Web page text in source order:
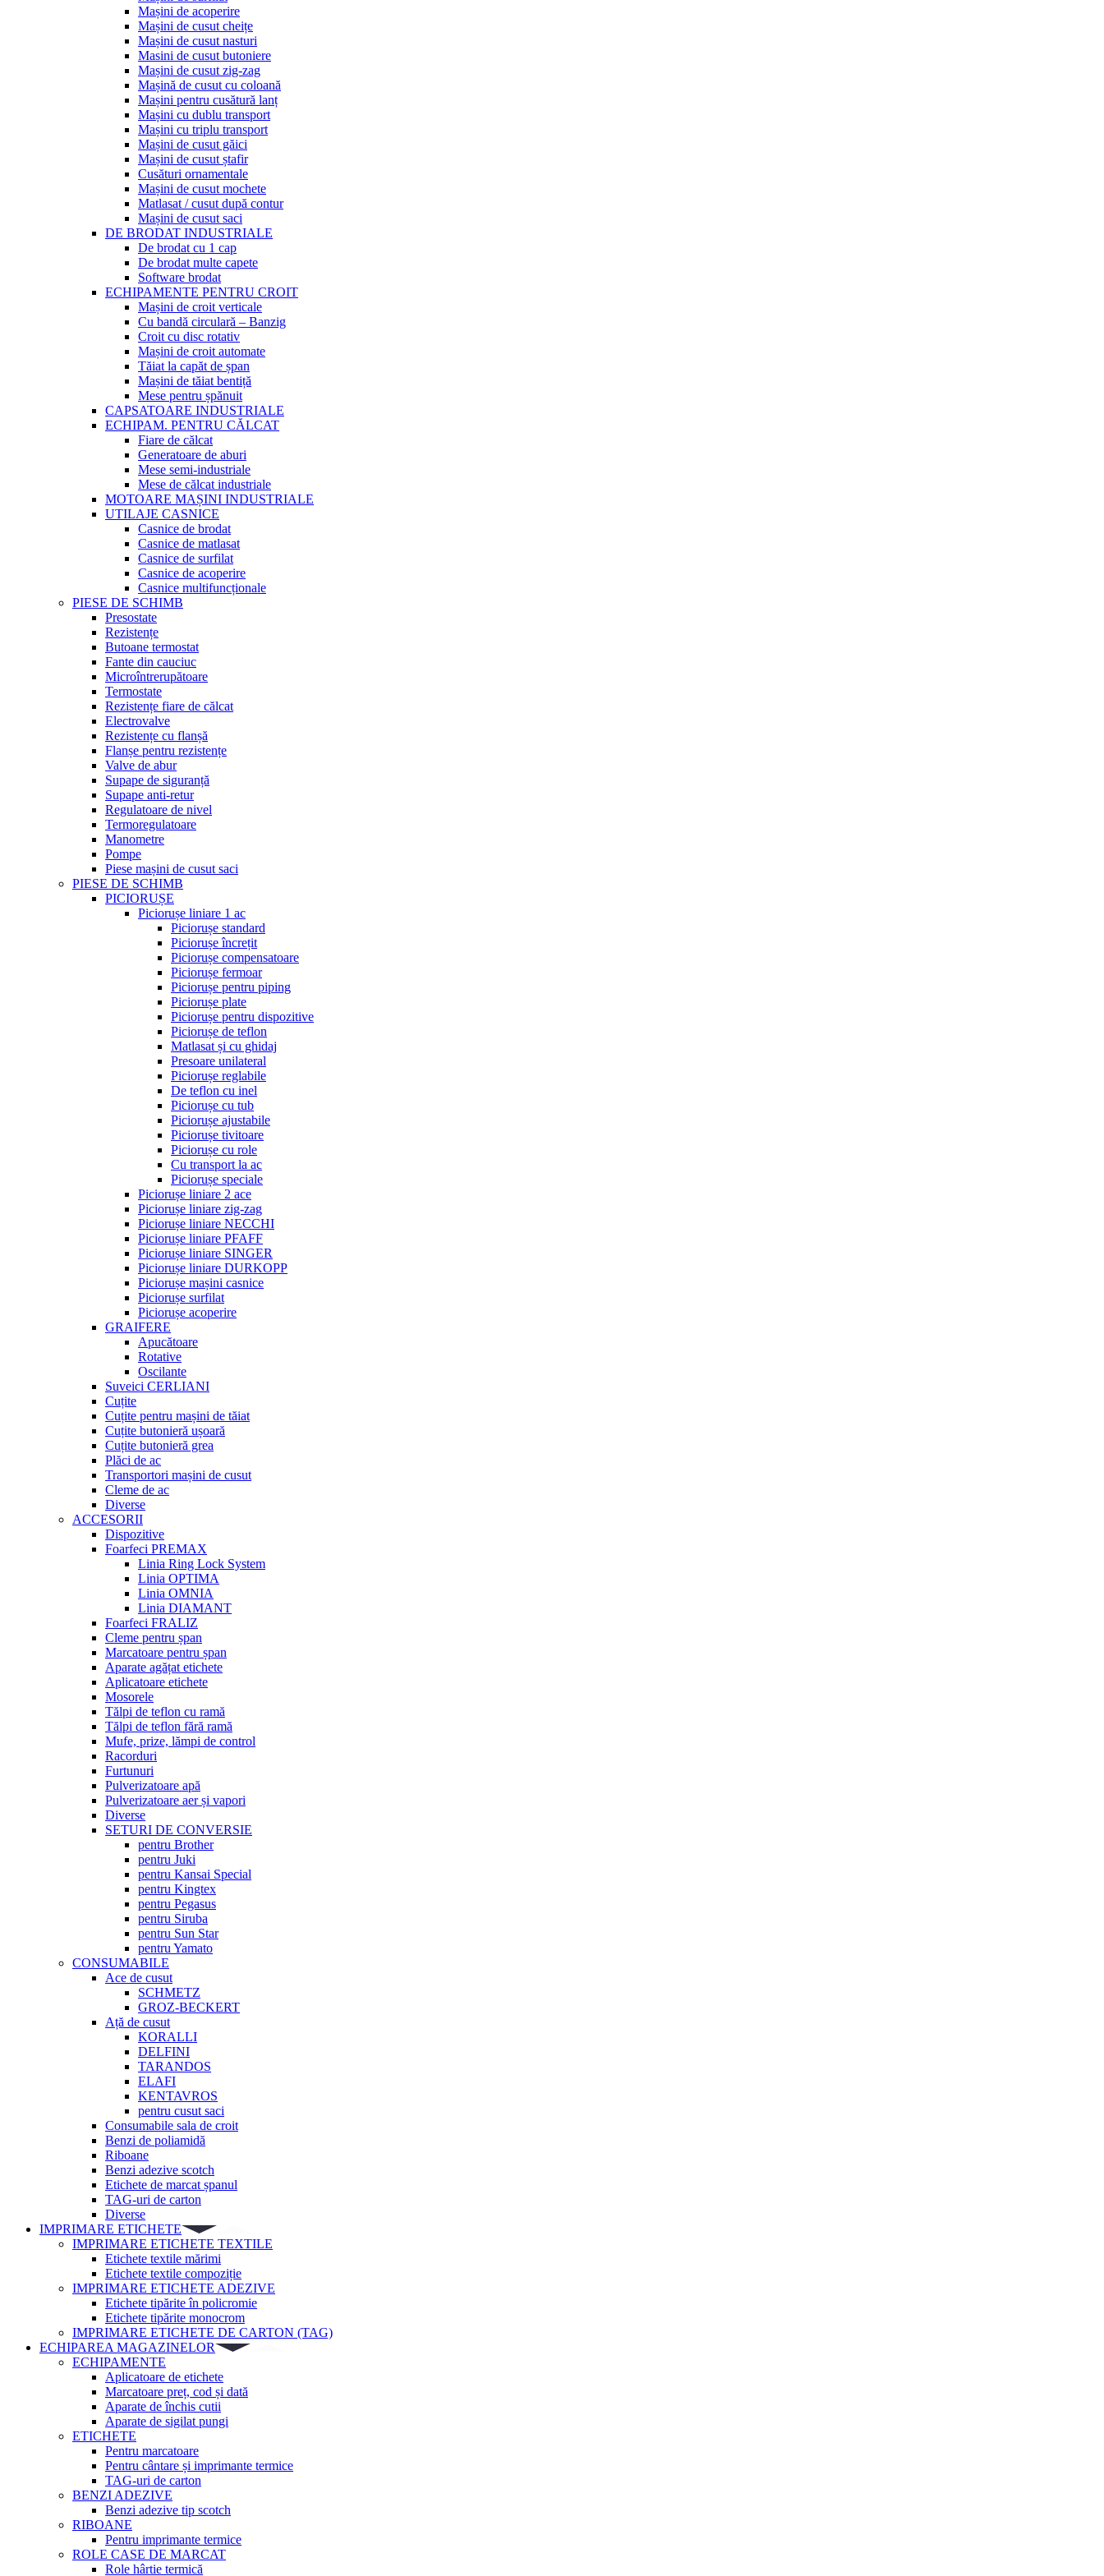
Mașini de acoperire
Mașini de cusut cheițe
Mașini de cusut nasturi
Masini de cusut butoniere
Mașini de cusut zig-zag
Mașină de cusut cu coloană
Mașini pentru cusătură lanț
Mașini cu dublu transport
Mașini cu triplu transport
Mașini de cusut găici
Mașini de cusut ștafir
Cusături ornamentale
Mașini de cusut mochete
Matlasat / cusut după contur
Mașini de cusut saci
DE BRODAT INDUSTRIALE
De brodat cu 1 cap
De brodat multe capete
Software brodat
ECHIPAMENTE PENTRU CROIT
Mașini de croit verticale
Cu bandă circulară – Banzig
Croit cu disc rotativ
Mașini de croit automate
Tăiat la capăt de șpan
Mașini de tăiat bentiță
Mese pentru șpănuit
CAPSATOARE INDUSTRIALE
ECHIPAM. PENTRU CĂLCAT
Fiare de călcat
Generatoare de aburi
Mese semi-industriale
Mese de călcat industriale
MOTOARE MAȘINI INDUSTRIALE
UTILAJE CASNICE
Casnice de brodat
Casnice de matlasat
Casnice de surfilat
Casnice de acoperire
Casnice multifuncționale
PIESE DE SCHIMB
Presostate
Rezistențe
Butoane termostat
Fante din cauciuc
Microîntrerupătoare
Termostate
Rezistențe fiare de călcat
Electrovalve
Rezistențe cu flanșă
Flanșe pentru rezistențe
Valve de abur
Supape de siguranță
Supape anti-retur
Regulatoare de nivel
Termoregulatoare
Manometre
Pompe
Piese mașini de cusut saci
PIESE DE SCHIMB
PICIORUȘE
Piciorușe liniare 1 ac
Piciorușe standard
Piciorușe încrețit
Piciorușe compensatoare
Piciorușe fermoar
Piciorușe pentru piping
Piciorușe plate
Piciorușe pentru dispozitive
Piciorușe de teflon
Matlasat și cu ghidaj
Presoare unilateral
Piciorușe reglabile
De teflon cu inel
Piciorușe cu tub
Piciorușe ajustabile
Piciorușe tivitoare
Piciorușe cu role
Cu transport la ac
Piciorușe speciale
Piciorușe liniare 2 ace
Piciorușe liniare zig-zag
Piciorușe liniare NECCHI
Piciorușe liniare PFAFF
Piciorușe liniare SINGER
Piciorușe liniare DURKOPP
Piciorușe mașini casnice
Piciorușe surfilat
Piciorușe acoperire
GRAIFERE
Apucătoare
Rotative
Oscilante
Suveici CERLIANI
Cuțite
Cuțite pentru mașini de tăiat
Cuțite butonieră ușoară
Cuțite butonieră grea
Plăci de ac
Transportori mașini de cusut
Cleme de ac
Diverse
ACCESORII
Dispozitive
Foarfeci PREMAX
Linia Ring Lock System
Linia OPTIMA
Linia OMNIA
Linia DIAMANT
Foarfeci FRALIZ
Cleme pentru șpan
Marcatoare pentru șpan
Aparate agățat etichete
Aplicatoare etichete
Mosorele
Tălpi de teflon cu ramă
Tălpi de teflon fără ramă
Mufe, prize, lămpi de control
Racorduri
Furtunuri
Pulverizatoare apă
Pulverizatoare aer și vapori
Diverse
SETURI DE CONVERSIE
pentru Brother
pentru Juki
pentru Kansai Special
pentru Kingtex
pentru Pegasus
pentru Siruba
pentru Sun Star
pentru Yamato
CONSUMABILE
Ace de cusut
SCHMETZ
GROZ-BECKERT
Ață de cusut
KORALLI
DELFINI
TARANDOS
ELAFI
KENTAVROS
pentru cusut saci
Consumabile sala de croit
Benzi de poliamidă
Riboane
Benzi adezive scotch
Etichete de marcat șpanul
TAG-uri de carton
Diverse
IMPRIMARE ETICHETE
IMPRIMARE ETICHETE TEXTILE
Etichete textile mărimi
Etichete textile compoziție
IMPRIMARE ETICHETE ADEZIVE
Etichete tipărite în policromie
Etichete tipărite monocrom
IMPRIMARE ETICHETE DE CARTON (TAG)
ECHIPAREA MAGAZINELOR
ECHIPAMENTE
Aplicatoare de etichete
Marcatoare preț, cod și dată
Aparate de închis cutii
Aparate de sigilat pungi
ETICHETE
Pentru marcatoare
Pentru cântare și imprimante termice
TAG-uri de carton
BENZI ADEZIVE
Benzi adezive tip scotch
RIBOANE
Pentru imprimante termice
ROLE CASE DE MARCAT
Role hârtie termică